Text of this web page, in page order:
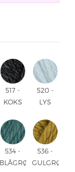
517 -
KOKS
KOKS
520 -
LYS
520 -
LYS
BLÅ
534 -
BLÅGRØN
536 -
GULGRØN